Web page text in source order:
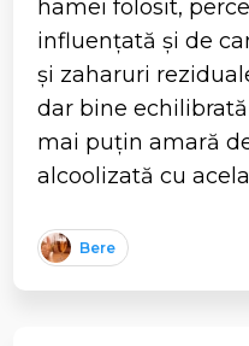
hamei folosit,
influențată și de
și zaharuri
dar bine
mai puțin amară
alcoolizată cu
Bere